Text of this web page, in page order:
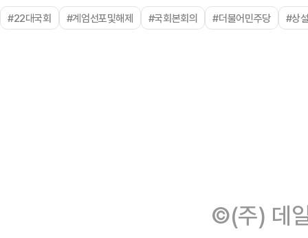
#22대국회 #계엄선포및해제 #국회본회의 #더불어민주당 #상
©(주) 데